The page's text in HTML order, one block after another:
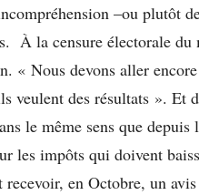
–ou plutôt
À la censure électorale
« Nous devons aller
veulent des résultats ». Et
le même sens que
les impôts qui doivent
recevoir, en Octobre, un